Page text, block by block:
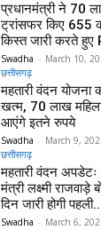
प्रधानमंत्री ने 70
ट्रांसफर किए 655
किस्त जारी करते हुए
Swadha - March 10,
छत्तीसगढ़
महतारी वंदन योजना
खत्म, 70 लाख
आएंगे इतने रुपये
Swadha - March 9,
छत्तीसगढ़
महतारी वंदन अपडेटः
मंत्री लक्ष्मी
दिन जारी होगी
Swadha - March 6,